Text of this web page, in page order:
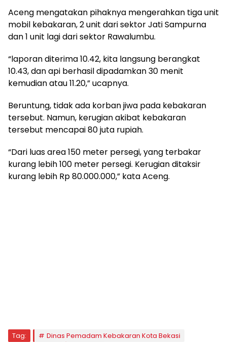
Aceng mengatakan pihaknya mengerahkan tiga unit
mobil kebakaran, 2 unit dari sektor Jati Sampurna
dan 1 unit lagi dari sektor Rawalumbu.
“laporan diterima 10.42, kita langsung berangkat
10.43, dan api berhasil dipadamkan 30 menit
kemudian atau 11.20,” ucapnya.
Beruntung, tidak ada korban jiwa pada kebakaran
tersebut. Namun, kerugian akibat kebakaran
tersebut mencapai 80 juta rupiah.
“Dari luas area 150 meter persegi, yang terbakar
kurang lebih 100 meter persegi. Kerugian ditaksir
kurang lebih Rp 80.000.000,” kata Aceng.
Tag:
Dinas Pemadam Kebakaran Kota Bekasi